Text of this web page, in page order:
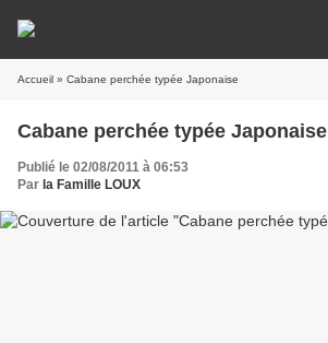
Accueil » Cabane perchée typée Japonaise
Cabane perchée typée Japonaise
Publié le 02/08/2011 à 06:53
Par la Famille LOUX